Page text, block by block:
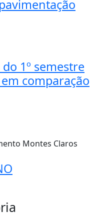
1º semestre
comparação
Montes Claros